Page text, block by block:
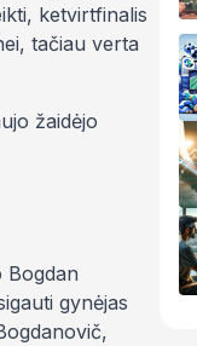
ketvirtfinalis
tačiau verta
žaidėjo
Bogdan
gynėjas